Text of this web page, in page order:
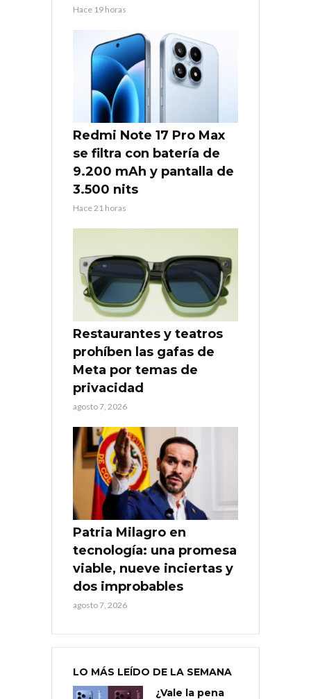
Hace 19 horas
Redmi Note 17 Pro Max
se filtra con batería de
9.200 mAh y pantalla de
3.500 nits
Hace 21 horas
Restaurantes y teatros
prohíben las gafas de
Meta por temas de
privacidad
agosto 7, 2026
Patria Milagro en
tecnología: una promesa
viable, nueve inciertas y
dos improbables
agosto 7, 2026
LO MÁS LEÍDO DE LA SEMANA
¿Vale la pena